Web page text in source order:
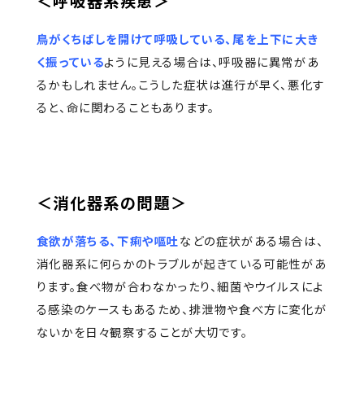
鳥がくちばしを開けて呼吸している、尾を上下に大き
く振っているように見える場合は、呼吸器に異常があ
るかもしれません。こうした症状は進行が早く、悪化す
ると、命に関わることもあります。
＜消化器系の問題＞
食欲が落ちる、下痢や嘔吐などの症状がある場合は、
消化器系に何らかのトラブルが起きている可能性があ
ります。食べ物が合わなかったり、細菌やウイルスによ
る感染のケースもあるため、排泄物や食べ方に変化が
ないかを日々観察することが大切です。